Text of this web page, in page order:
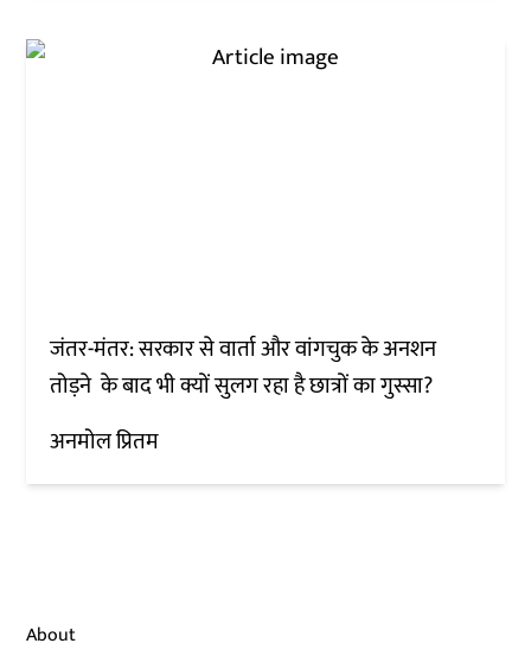
जंतर-मंतर: सरकार से वार्ता और वांगचुक के अनशन
तोड़ने के बाद भी क्यों सुलग रहा है छात्रों का गुस्सा?
अनमोल प्रितम
About